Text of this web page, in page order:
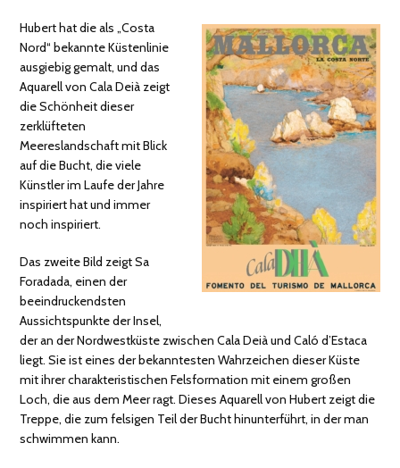
Hubert hat die als „Costa
Nord“ bekannte Küstenlinie
ausgiebig gemalt, und das
Aquarell von Cala Deià zeigt
die Schönheit dieser
zerklüfteten
Meereslandschaft mit Blick
auf die Bucht, die viele
Künstler im Laufe der Jahre
inspiriert hat und immer
noch inspiriert.
Das zweite Bild zeigt Sa
Foradada, einen der
beeindruckendsten
Aussichtspunkte der Insel,
der an der Nordwestküste zwischen Cala Deià und Caló d’Estaca
liegt. Sie ist eines der bekanntesten Wahrzeichen dieser Küste
mit ihrer charakteristischen Felsformation mit einem großen
Loch, die aus dem Meer ragt. Dieses Aquarell von Hubert zeigt die
Treppe, die zum felsigen Teil der Bucht hinunterführt, in der man
schwimmen kann.